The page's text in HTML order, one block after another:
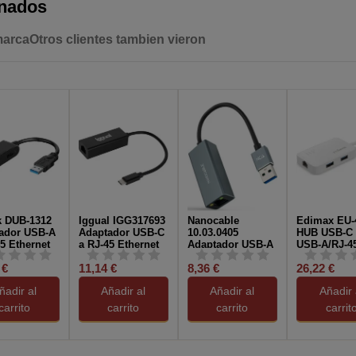
Otros clientes tambien vieron
DUB-1312
USB-A
Ethernet
al
Iggual IGG317693
Adaptador USB-C
a RJ-45 Ethernet
11,14 €
Añadir al
carrito
Nanocable
10.03.0405
Adaptador USB-A
Gigabit Gris
8,36 €
Añadir al
carrito
Edimax EU-
HUB USB-C
USB-A/RJ-
26,22 €
Añadir